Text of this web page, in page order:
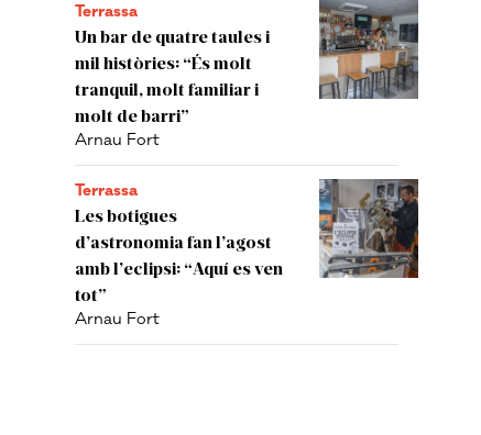
Terrassa
Un bar de quatre taules i
mil històries: “És molt
tranquil, molt familiar i
molt de barri”
Arnau Fort
Terrassa
Les botigues
d’astronomia fan l’agost
amb l’eclipsi: “Aquí es ven
tot”
Arnau Fort